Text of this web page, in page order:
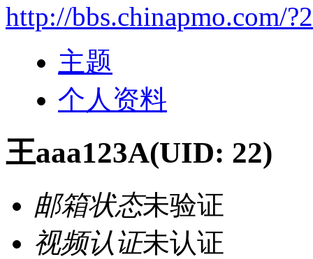
http://bbs.chinapmo.com/
主题
个人资料
王aaa123A(UID: 22)
邮箱状态未验证
视频认证未认证